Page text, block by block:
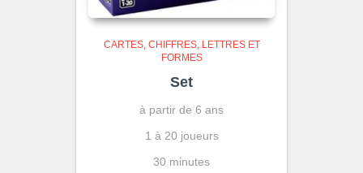
CARTES CHIFFRES, LETTRES ET
FORMES
Set
à partir de 6 ans
1 à 20 joueurs
30 minutes